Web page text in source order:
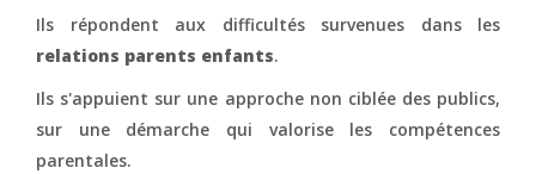
Ils répondent aux difficultés survenues dans les
relations parents enfants.
Ils s'appuient sur une approche non ciblée des publics,
sur une démarche qui valorise les compétences
parentales.